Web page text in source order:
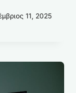
11, 2025